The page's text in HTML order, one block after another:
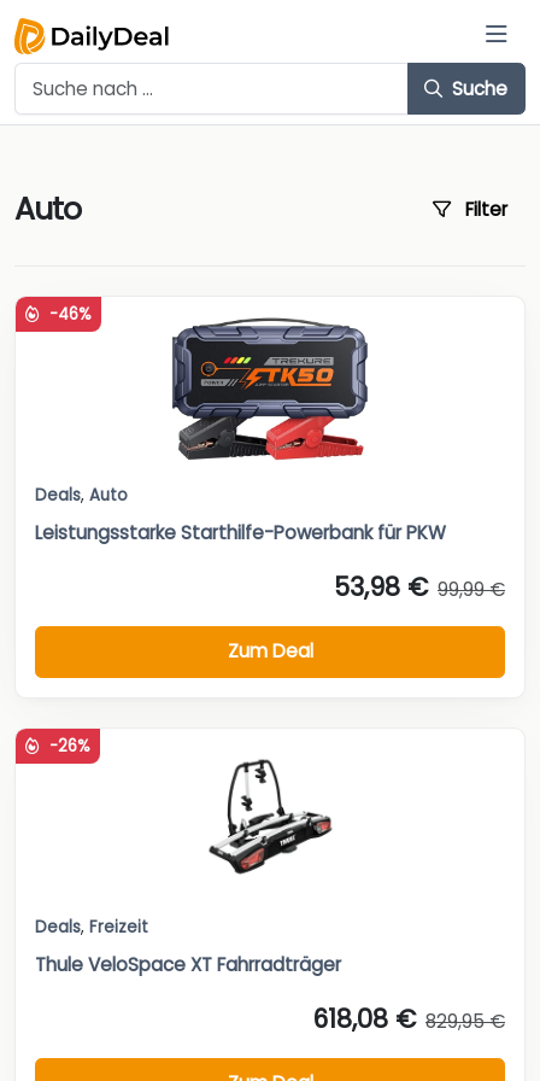
Suche
Auto Filter
-46%
Deals, Auto
Leistungsstarke Starthilfe-Powerbank für PKW
53,98 € 99,99 €
Zum Deal
-26%
Deals, Freizeit
Thule VeloSpace XT Fahrradträger
618,08 € 829,95 €